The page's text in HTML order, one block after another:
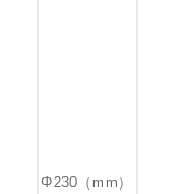
Φ230（mm）